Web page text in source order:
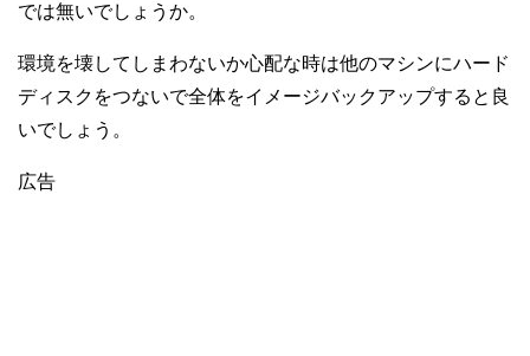
では無いでしょうか。
環境を壊してしまわないか心配な時は他のマシンにハード
ディスクをつないで全体をイメージバックアップすると良
いでしょう。
広告